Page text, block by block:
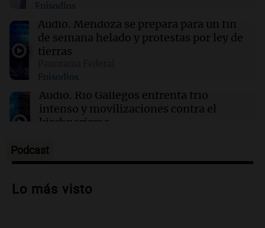
22:15 Sociedad
Quiniela turista: conocé los números
ganadores de hoy jueves 6 de agosto.
22:14 Viva la Radio Rosario
Kapanga celebra sus 30 años en Rosario: "Las
canciones envejecieron bien"
Episodios
Audio. Mendoza se prepara para un fin
de semana helado y protestas por ley de
tierras
Episodios
Audio. Río Gallegos enfrenta frío
intenso y movilizaciones contra el
kirchnerismo
Episodios
Audio.Debate en el Senado sobre
la soberanía digital en Argentina
Podcast
Lo más visto